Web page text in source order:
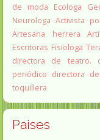
de moda
Ecologa
Neurologa Activista
Artesana herrera
Escritoras Fisiologa
directora de teatro.
periódico directora
toquillera
Paises